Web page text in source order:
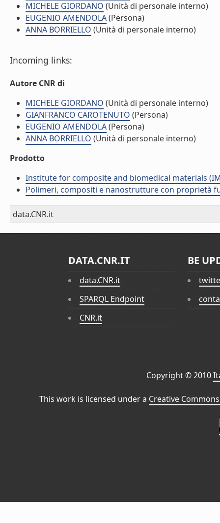
MICHELE GIORDANO (Unità di personale interno)
EUGENIO AMENDOLA(Persona)
ANNA BORRIELLO (Unità di personale interno)
Incoming links:
Autore CNR di
MICHELE GIORDANO (Unità di personale interno)
GIANFRANCO CAROTENUTO (Persona)
EUGENIO AMENDOLA(Persona)
ANNA BORRIELLO (Unità di personale interno)
Prodotto
Institute for composite and biomedical materials
Polimeri, compositi e nanostrutture con proprietà
data.CNR.it
DATA.CNR.IT
data.CNR.it
SPARQL Endpoint
CNR.it
BE
Copyright © 2010
This work is licensed under a Creative